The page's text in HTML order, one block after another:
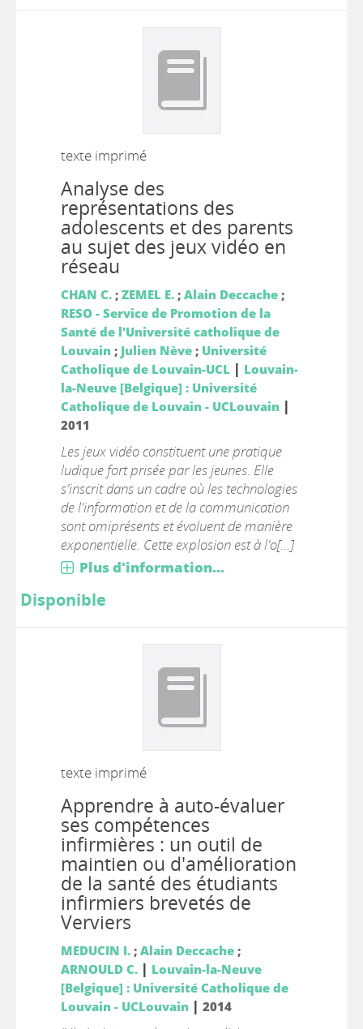
texte imprimé
Analyse des
représentations des
adolescents et des parents
au sujet des jeux vidéo en
réseau
CHAN C.; ZEMEL E.; Alain Deccache;
RESO - Service de Promotion de la
Santé de l'Université catholique de
Louvain ; Julien Nève; Université
Catholique de Louvain-UCL | Louvain-
la-Neuve [Belgique] : Université
Catholique de Louvain - UCLouvain |
2011
Les jeux vidéo constituent une pratique
ludique fort prisée par les jeunes. Elle
s'inscrit dans un cadre où les technologies
de l'information et de la communication
sont omiprésents et évoluent de manière
exponentielle. Cette explosion est à l'o[...]
Plus d'information...
Disponible
texte imprimé
Apprendre à auto-évaluer
ses compétences
infirmières : un outil de
maintien ou d'amélioration
de la santé des étudiants
infirmiers brevetés de
Verviers
MEDUCIN I.; Alain Deccache;
ARNOULD C. | Louvain-la-Neuve
[Belgique] : Université Catholique de
Louvain - UCLouvain | 2014